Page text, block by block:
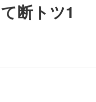
断トツ1